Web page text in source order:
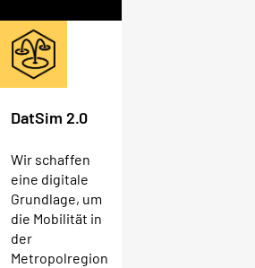
DatSim 2.0
Wir schaffen
eine digitale
Grundlage, um
die Mobilität in
der
Metropolregion